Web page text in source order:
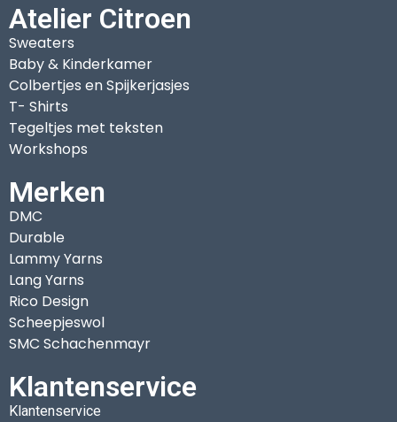
Atelier Citroen
Sweaters
Baby & Kinderkamer
Colbertjes en Spijkerjasjes
T- Shirts
Tegeltjes met teksten
Workshops
Merken
DMC
Durable
Lammy Yarns
Lang Yarns
Rico Design
Scheepjeswol
SMC Schachenmayr
Klantenservice
Klantenservice